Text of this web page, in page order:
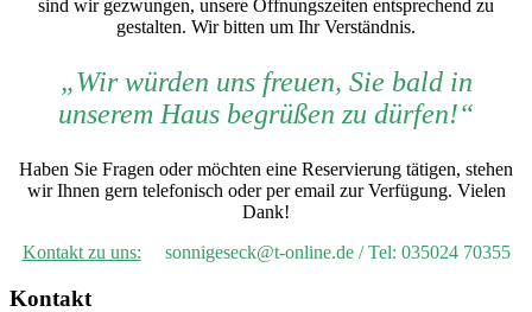
sind wir gezwungen, unsere Öffnungszeiten entsprechend zu
gestalten. Wir bitten um Ihr Verständnis.
„Wir würden uns freuen, Sie bald in
unserem Haus begrüßen zu dürfen!“
Haben Sie Fragen oder möchten eine Reservierung tätigen, stehen
wir Ihnen gern telefonisch oder per email zur Verfügung. Vielen
Dank!
Kontakt zu uns: sonnigeseck@t-online.de / Tel: 035024 70355
Kontakt